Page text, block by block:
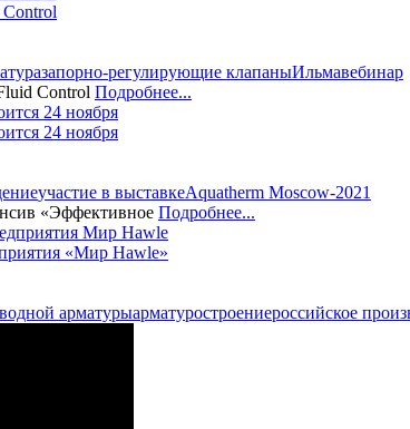
запорно-регулирующие клапаныИльмавебинар
Control Подробнее...
24 ноября
участие в выставкеAquatherm Moscow-2021
«Эффективное Подробнее...
«Мир Hawle»
арматурыарматуростроениероссийское